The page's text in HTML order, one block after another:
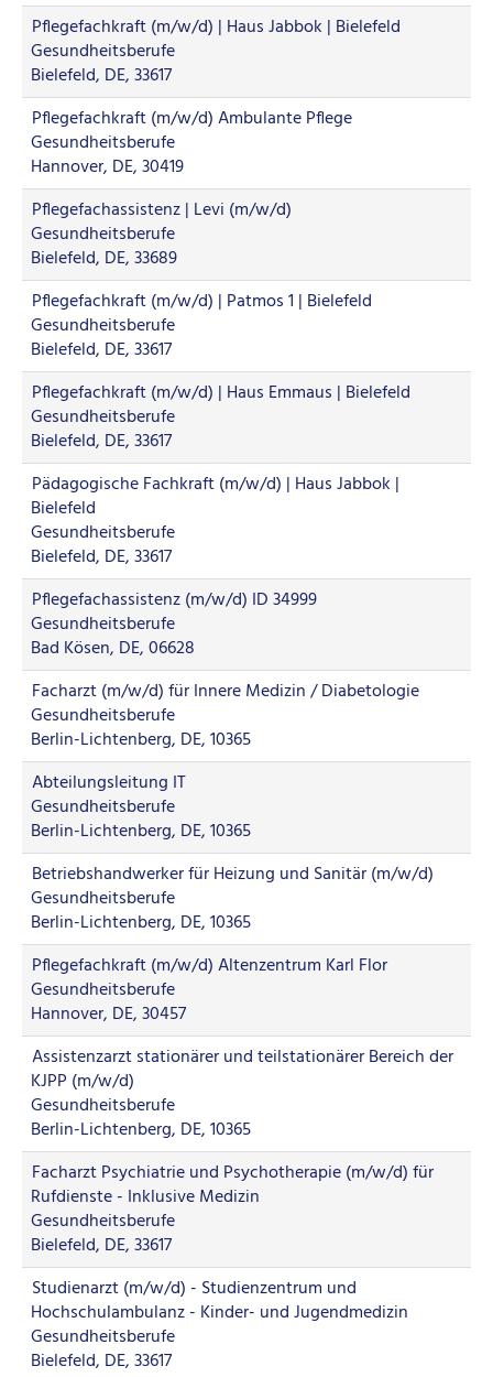
Pflegefachkraft (m/w/d) | Haus Jabbok | Bielefeld
Gesundheitsberufe
Bielefeld, DE, 33617
Pflegefachkraft (m/w/d) Ambulante Pflege
Gesundheitsberufe
Hannover, DE, 30419
Pflegefachassistenz | Levi (m/w/d)
Gesundheitsberufe
Bielefeld, DE, 33689
Pflegefachkraft (m/w/d) | Patmos 1 | Bielefeld
Gesundheitsberufe
Bielefeld, DE, 33617
Pflegefachkraft (m/w/d) | Haus Emmaus | Bielefeld
Gesundheitsberufe
Bielefeld, DE, 33617
Pädagogische Fachkraft (m/w/d) | Haus Jabbok |
Bielefeld
Gesundheitsberufe
Bielefeld, DE, 33617
Pflegefachassistenz (m/w/d) ID 34999
Gesundheitsberufe
Bad Kösen, DE, 06628
Facharzt (m/w/d) für Innere Medizin / Diabetologie
Gesundheitsberufe
Berlin-Lichtenberg, DE, 10365
Abteilungsleitung IT
Gesundheitsberufe
Berlin-Lichtenberg, DE, 10365
Betriebshandwerker für Heizung und Sanitär (m/w/d)
Gesundheitsberufe
Berlin-Lichtenberg, DE, 10365
Pflegefachkraft (m/w/d) Altenzentrum Karl Flor
Gesundheitsberufe
Hannover, DE, 30457
Assistenzarzt stationärer und teilstationärer Bereich der
KJPP (m/w/d)
Gesundheitsberufe
Berlin-Lichtenberg, DE, 10365
Facharzt Psychiatrie und Psychotherapie (m/w/d) für
Rufdienste - Inklusive Medizin
Gesundheitsberufe
Bielefeld, DE, 33617
Studienarzt (m/w/d) - Studienzentrum und
Hochschulambulanz - Kinder- und Jugendmedizin
Gesundheitsberufe
Bielefeld, DE, 33617